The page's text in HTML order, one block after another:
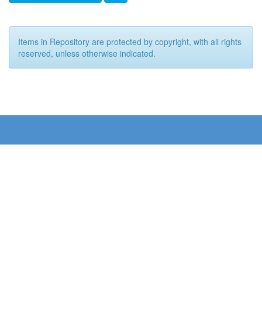
Items in Repository are protected by copyright, with all rights
reserved, unless otherwise indicated.